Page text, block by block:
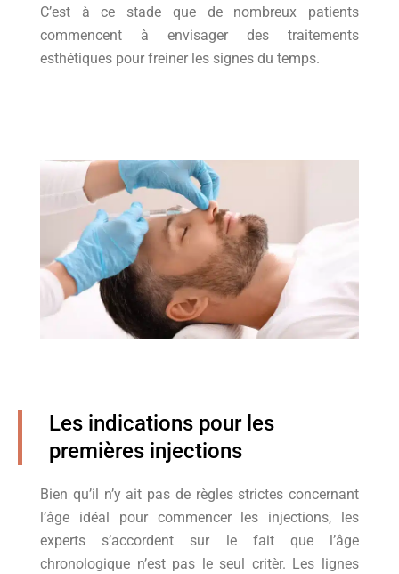
C’est à ce stade que de nombreux patients
commencent à envisager des traitements
esthétiques pour freiner les signes du temps.
Les indications pour les
premières injections
Bien qu’il n’y ait pas de règles strictes concernant
l’âge idéal pour commencer les injections, les
experts s’accordent sur le fait que l’âge
chronologique n’est pas le seul critèr. Les lignes